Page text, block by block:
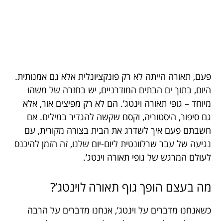
פעם, תאורה הייתה לא רק פונקציונלית אלא גם אמנותית.
היום, בתוך ים הבתים המודרניים, יש בחזרה של משהו
מיוחד – גופי תאורה וינטג’. הם לא רק מפיצים אור, אלא
גם סיפור, היסטוריה, וקסם שקשה להגדיר במילים. אם
חשבתם פעם איך לשדרג את הבית בצורה מקורית, עם
נגיעה של עבר שרלוונטית ליום-יום שלנו, זה הזמן להיכנס
לעולם המרגש של גופי תאורה וינטג’.
מה בעצם הופך גוף תאורה לוינטג’?
כשאנחנו מדברים על וינטג’, אנחנו מדברים על הרבה